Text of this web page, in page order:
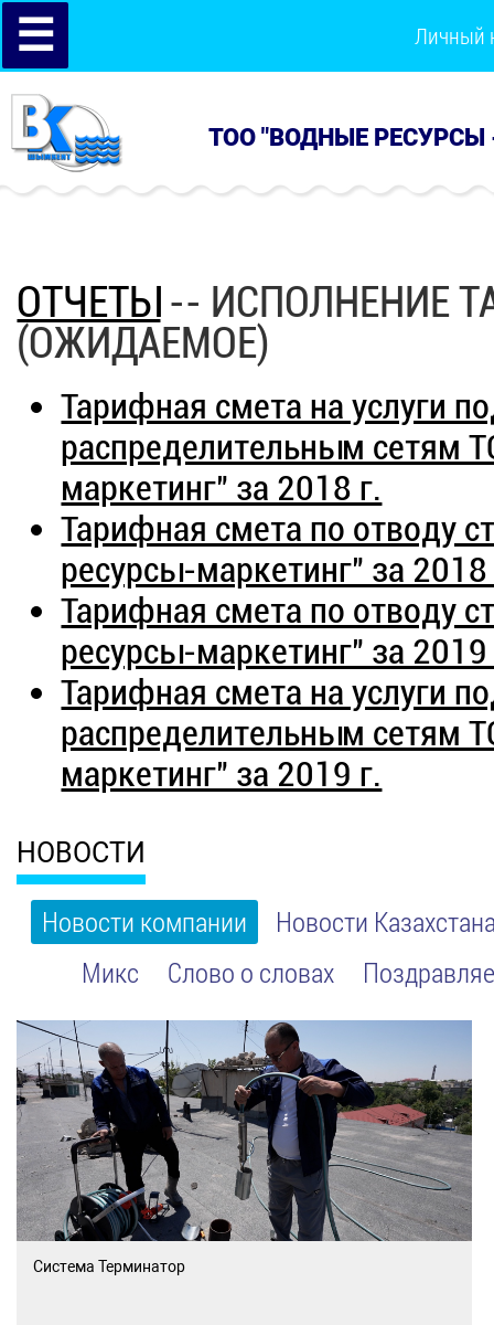
☰ Личный
ТОО "ВОДНЫЕ РЕСУРСЫ
ОТЧЕТЫ-- ИСПОЛНЕНИЕ
(ОЖИДАЕМОЕ)
Тарифная смета на услуги
распределительным сетям
маркетинг" за 2018 г.
Тарифная смета по отводу
ресурсы-маркетинг" за 2018
Тарифная смета по отводу
ресурсы-маркетинг" за 2019
Тарифная смета на услуги
распределительным сетям
маркетинг" за 2019 г.
НОВОСТИ
Новости компании
Новости
Микс
Слово о словах
Система Терминатор